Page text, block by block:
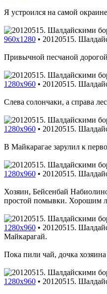
Я устроился на самой
960x1280 • 20120515.
Привычной песчаной
1280x960 • 20120515.
Слева солончаки, а справа
1280x960 • 20120515.
В Майкарагае зарулил к
1280x960 • 20120515.
Хозяин, Бейсенбай
простой помывки. Хорошим
1280x960 • 20120515.
Майкарагай.
Пока пили чай, дочка
1280x960 • 20120515.